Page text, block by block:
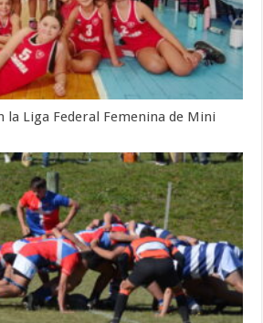
la Liga Federal Femenina de Mini